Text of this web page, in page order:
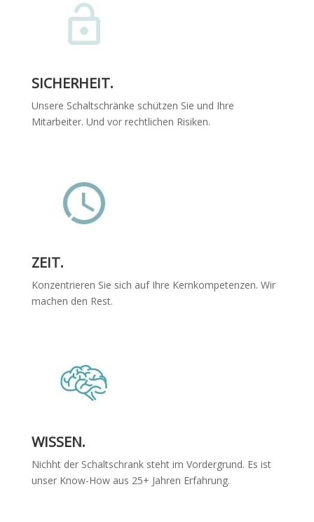
SICHERHEIT.
Unsere Schaltschränke schützen Sie und Ihre
Mitarbeiter. Und vor rechtlichen Risiken.
ZEIT.
Konzentrieren Sie sich auf Ihre Kernkompetenzen. Wir
machen den Rest.
WISSEN.
Nichht der Schaltschrank steht im Vordergrund. Es ist
unser Know-How aus 25+ Jahren Erfahrung.